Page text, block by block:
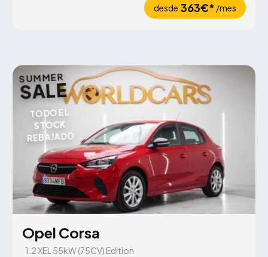
desde 363€* /mes
SUMMER
SALE
TODO EL
STOCK
REBAJADO
Opel Corsa
1.2 XEL 55kW (75CV) Edition